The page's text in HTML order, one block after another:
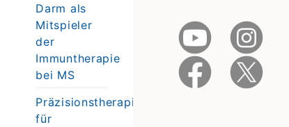
Darm als
Mitspieler
der
Immuntherapie
bei MS
Präzisionstherapie
für